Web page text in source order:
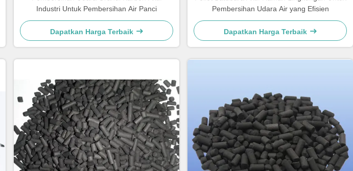
Industri Untuk Pembersihan Air Panci
Dapatkan Harga Terbaik
Pembersihan Udara Air yang Efisien
Dapatkan Harga Terbaik